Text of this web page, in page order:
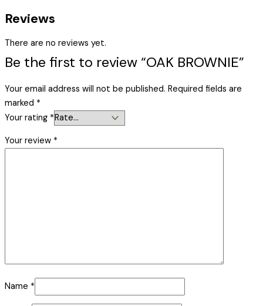
Reviews
There are no reviews yet.
Be the first to review “OAK BROWNIE”
Your email address will not be published. Required fields are
marked *
Your rating *
Your review *
Name *